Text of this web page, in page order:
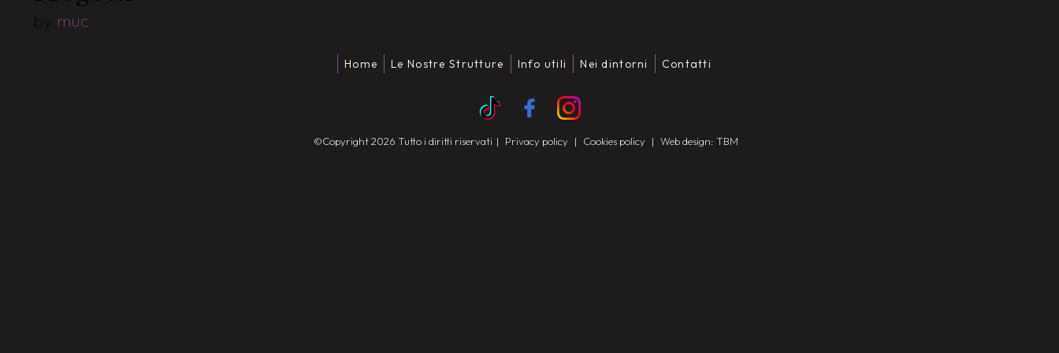
by muc
Home Le Nostre Strutture Info utili Nei dintorni Contatti
©Copyright 2026 Tutto i diritti riservati | Privacy policy | Cookies policy | Web design: TBM